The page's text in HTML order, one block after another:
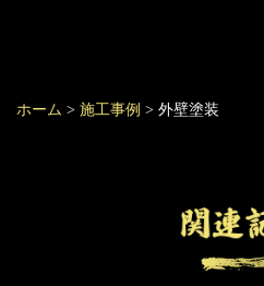
ホーム > 施工事例 > 外壁塗装